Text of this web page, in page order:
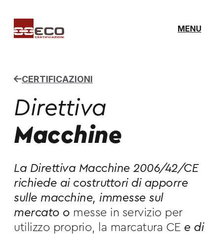
MENU
CERTIFICAZIONI
Direttiva
Macchine
La Direttiva Macchine 2006/42/CE
richiede ai costruttori di apporre
sulle macchine, immesse sul
mercato o messe in servizio per
utilizzo proprio, la marcatura CE e di